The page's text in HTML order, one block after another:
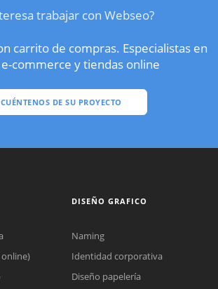
trabajar con Webseo?
carrito de compras. Especialistas en
commerce y tiendas online
CUÉNTENOS DE SU PROYECTO
online)
DISEÑO GRAFICO
Naming
Identidad corporativa
Diseño papelería